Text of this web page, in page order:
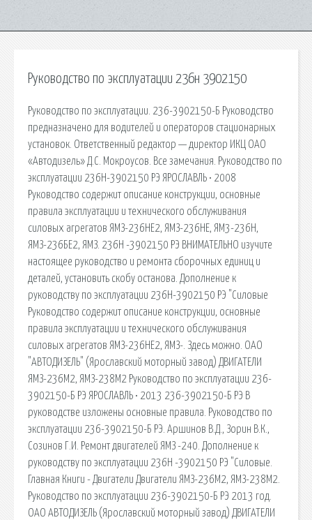
Руководство по эксплуатации 236н 3902150
Руководство по эксплуатации. 236-3902150-Б Руководство
предназначено для водителей и операторов стационарных
установок. Ответственный редактор — директор ИКЦ ОАО
«Автодизель» Д.С. Мокроусов. Все замечания. Руководство по
эксплуатации 236Н-3902150 РЭ ЯРОСЛАВЛЬ • 2008
Руководство содержит описание конструкции, основные
правила эксплуатации и технического обслуживания
силовых агрегатов ЯМЗ-236НЕ2, ЯМЗ-236НЕ, ЯМ3-236Н,
ЯМЗ-236БЕ2, ЯМЗ. 236Н -3902150 РЭ ВНИМАТЕЛЬНО изучите
настоящее руководство и ремонта сборочных единиц и
деталей, установить скобу останова. Дополнение к
руководству по эксплуатации 236Н-3902150 РЭ "Силовые
Руководство содержит описание конструкции, основные
правила эксплуатации и технического обслуживания
силовых агрегатов ЯМЗ-236НЕ2, ЯМЗ-. Здесь можно. ОАО
"АВТОДИЗЕЛЬ" (Ярославский моторный завод) ДВИГАТЕЛИ
ЯМЗ-236М2, ЯМЗ-238М2 Руководство по эксплуатации 236-
3902150-Б РЭ ЯРОСЛАВЛЬ • 2013 236-3902150-Б РЭ В
руководстве изложены основные правила. Руководство по
эксплуатации 236-3902150-Б РЭ. Аршинов В.Д., Зорин В.К.,
Созинов Г.И. Ремонт двигателей ЯМЗ -240. Дополнение к
руководству по эксплуатации 236Н -3902150 РЭ "Силовые.
Главная Книги - Двигатели Двигатели ЯМЗ-236М2, ЯМЗ-238М2.
Руководство по эксплуатации 236-3902150-Б РЭ 2013 год.
ОАО АВТОДИЗЕЛЬ (Ярославский моторный завод) ДВИГАТЕЛИ